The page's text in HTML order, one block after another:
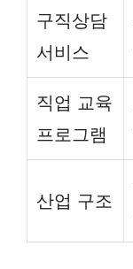
구직상담
서비스
직업 교육
프로그램
산업 구조